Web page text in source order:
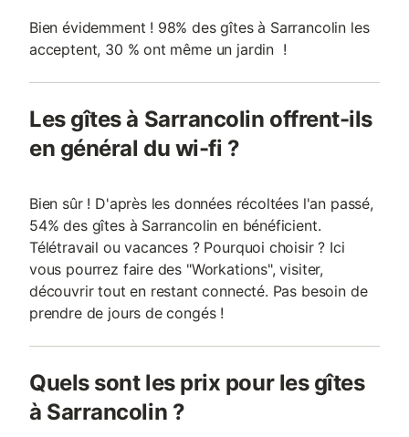
Bien évidemment ! 98% des gîtes à Sarrancolin les
acceptent, 30 % ont même un jardin !
Les gîtes à Sarrancolin offrent-ils
en général du wi-fi ?
Bien sûr ! D'après les données récoltées l'an passé,
54% des gîtes à Sarrancolin en bénéficient.
Télétravail ou vacances ? Pourquoi choisir ? Ici
vous pourrez faire des "Workations", visiter,
découvrir tout en restant connecté. Pas besoin de
prendre de jours de congés !
Quels sont les prix pour les gîtes
à Sarrancolin ?